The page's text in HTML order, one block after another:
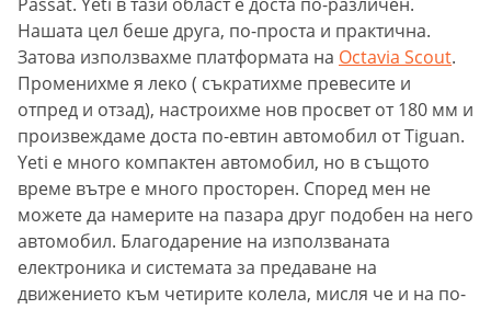
Нашата цел беше друга, по-проста и практична.
Затова използвахме платформата на Octavia Scout.
Променихме я леко ( съкратихме превесите и
отпред и отзад), настроихме нов просвет от 180 мм и
произвеждаме доста по-евтин автомобил от Tiguan.
Yeti e много компактен автомобил, но в същото
време вътре е много просторен. Според мен не
можете да намерите на пазара друг подобен на него
автомобил. Благодарение на използваната
електроника и системата за предаване на
движението към четирите колела, мисля че и на по-